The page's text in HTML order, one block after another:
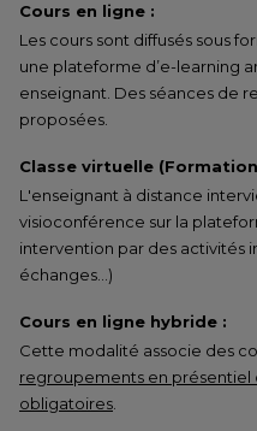
Cours en ligne :
Les cours sont diffusés sous
une plateforme d’e-learning
enseignant. Des séances de
proposées.
Classe virtuelle
L'enseignant à distance
visioconférence sur la
intervention par des activités
échanges…)
Cours en ligne hybride :
Cette modalité associe des
regroupements en présentiel
obligatoires